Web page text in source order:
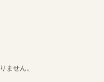
ません。